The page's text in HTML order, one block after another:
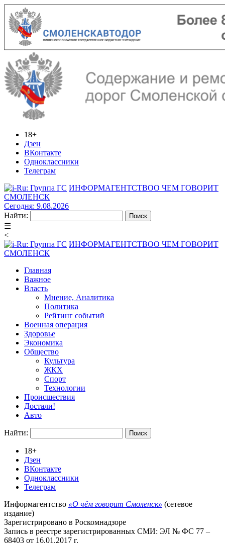
18+
Дзен
ВКонтакте
Одноклассники
Телеграм
ИНФОРМАГЕНТСТВОО ЧЕМ ГОВОРИТ
СМОЛЕНСК
Сегодня: 9.08.2026
Найти:
☰
<
ИНФОРМАГЕНТСТВОО ЧЕМ ГОВОРИТ
СМОЛЕНСК
Главная
Важное
Власть
Мнение, Аналитика
Политика
Рейтинг событий
Военная операция
Здоровье
Экономика
Общество
Культура
ЖКХ
Спорт
Технологии
Происшествия
Достали!
Авто
Найти:
18+
Дзен
ВКонтакте
Одноклассники
Телеграм
Информагентство «О чём говорит Смоленск» (сетевое
издание)
Зарегистрировано в Роскомнадзоре
Запись в реестре зарегистрированных СМИ: ЭЛ № ФС 77 –
68403 от 16.01.2017 г.